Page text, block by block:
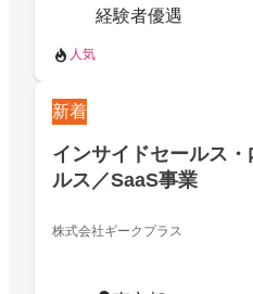
経験者優遇
人気
新着
インサイドセールス
ルス／SaaS事業
株式会社ギークプラス